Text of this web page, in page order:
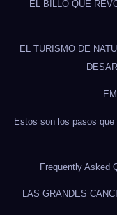
EL BILLO QUE
EL TURISMO DE
Estos son los pasos
Frequently Asked
LAS GRANDES